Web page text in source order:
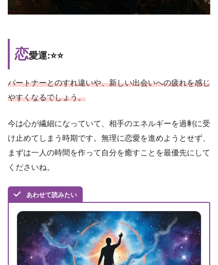
恋愛運:⭐️⭐️
パートナーとのすれ違いや、新しい出会いへの疲れを感じ
やすくなるでしょう。
今は心が繊細になっていて、相手のエネルギーを過剰に受
け止めてしまう時期です。無理に恋愛を進めようとせず、
まずは一人の時間を作って自分を癒すことを最優先にして
くださいね。
あわせて読みたい